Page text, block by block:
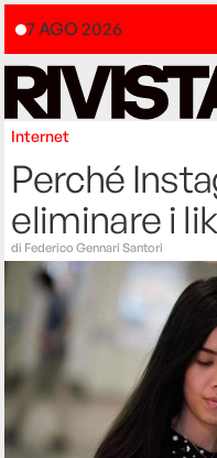
7 AGO 2026
Internet
Perché
eliminare i
di Federico Gennari Santori